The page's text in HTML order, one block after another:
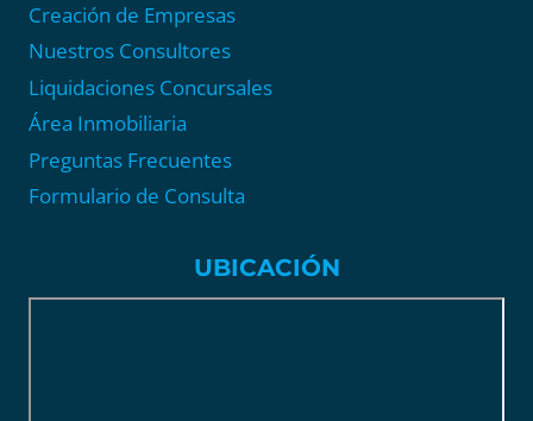
Creación de Empresas
Nuestros Consultores
Liquidaciones Concursales
Área Inmobiliaria
Preguntas Frecuentes
Formulario de Consulta
UBICACIÓN